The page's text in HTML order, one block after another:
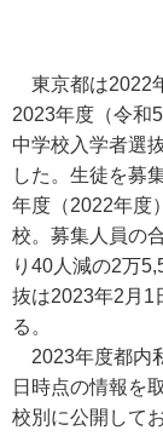
東京都は2022
2023年度（令和
中学校入学者選
した。生徒を募
年度（2022年度
校。募集人員の
り40人減の2万
抜は2023年2月1
る。
2023年度都内
日時点の情報を
校別に公開して